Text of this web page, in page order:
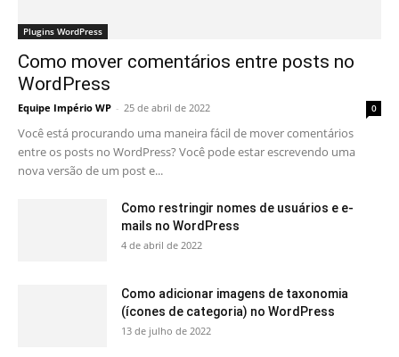
Plugins WordPress
Como mover comentários entre posts no
WordPress
Equipe Império WP - 25 de abril de 2022 0
Você está procurando uma maneira fácil de mover comentários
entre os posts no WordPress? Você pode estar escrevendo uma
nova versão de um post e...
Como restringir nomes de usuários e e-
mails no WordPress
4 de abril de 2022
Como adicionar imagens de taxonomia
(ícones de categoria) no WordPress
13 de julho de 2022